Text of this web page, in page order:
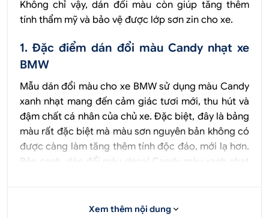
Không chỉ vậy, dán đổi màu còn giúp tăng thêm
tính thẩm mỹ và bảo vệ được lớp sơn zin cho xe.
1. Đặc điểm dán đổi màu Candy nhạt xe
BMW
Mẫu dán đổi màu cho xe BMW sử dụng màu Candy
xanh nhạt mang đến cảm giác tươi mới, thu hút và
đậm chất cá nhân của chủ xe. Đặc biệt, đây là bảng
màu rất đặc biệt mà màu sơn nguyên bản không có
được càng làm tăng thêm tính độc đáo, mới lạ hơn.
Bên cạnh, dán đổi màu decal Candy màu xanh nhạt
đẹp. Đây là ưu điểm nổi bật mà màu sơn của xe
Xem thêm nội dung